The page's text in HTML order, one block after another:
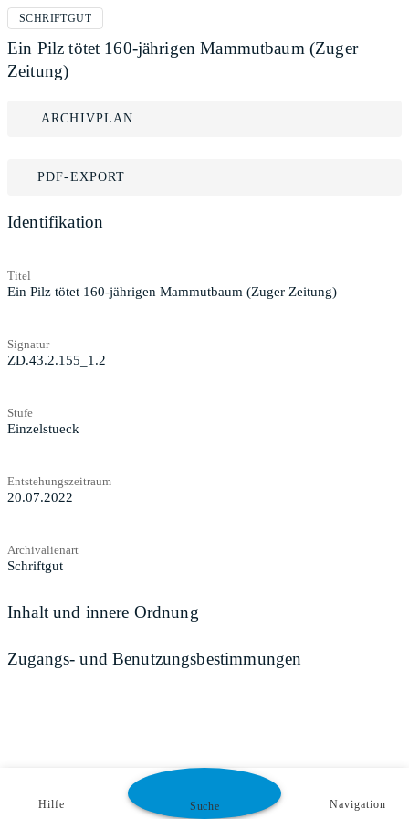
SCHRIFTGUT
Ein Pilz tötet 160-jährigen Mammutbaum (Zuger
Zeitung)
ARCHIVPLAN
PDF-EXPORT
Identifikation
Titel
Ein Pilz tötet 160-jährigen Mammutbaum (Zuger Zeitung)
Signatur
ZD.43.2.155_1.2
Stufe
Einzelstueck
Entstehungszeitraum
20.07.2022
Archivalienart
Schriftgut
Inhalt und innere Ordnung
Zugangs- und Benutzungsbestimmungen
Hilfe Suche Navigation